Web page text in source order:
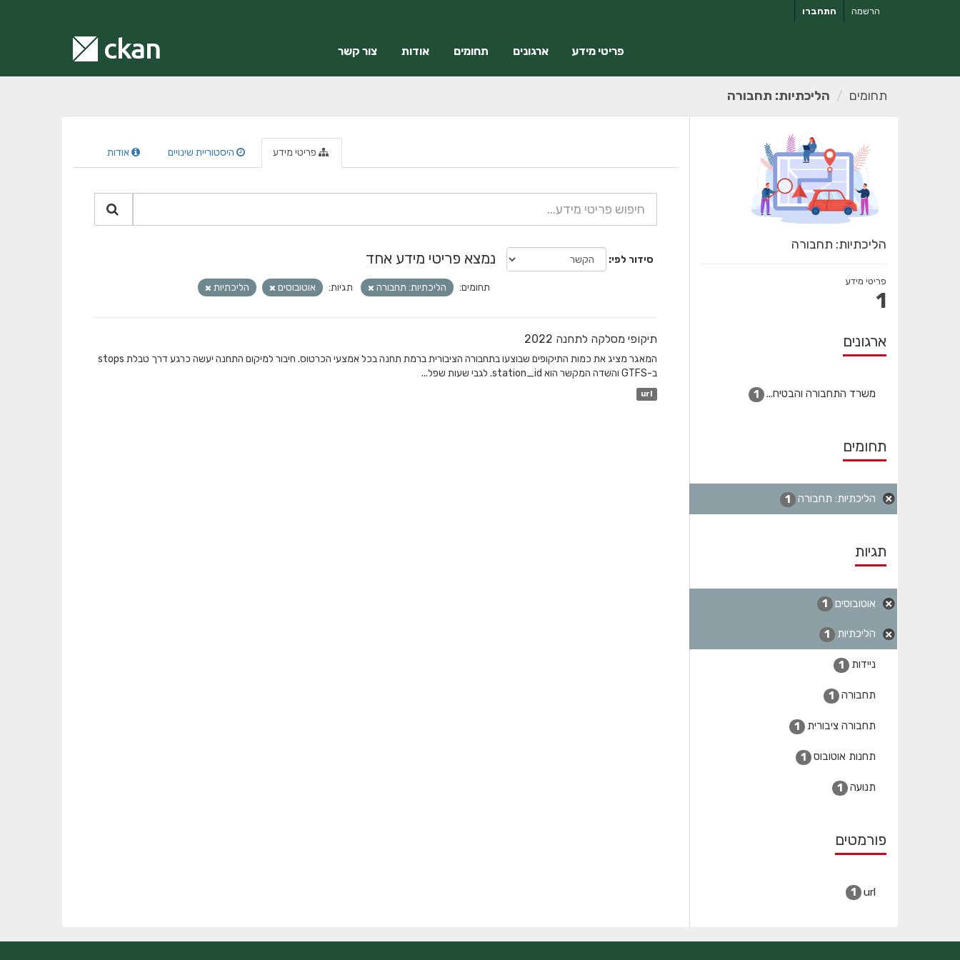
התחברו הרשמה
פריטי מידע ארגונים תחומים אודות צור קשר
תחומים הליכתיות: תחבורה
הליכתיות: תחבורה
פריטי מידע
1
ארגונים
משרד התחבורה והבטיח... 1
תחומים
הליכתיות: תחבורה 1
תגיות
אוטובוסים 1
הליכתיות 1
ניידות 1
תחבורה 1
תחבורה ציבורית 1
תחנות אוטובוס 1
תנועה 1
פורמטים
url
1
פריטי מידע היסטוריית שינויים אודות
סידור לפי נמצא פריטי מידע אחד
תחומים: הליכתיות: תחבורה תגיות: אוטובוסים הליכתיות
תיקופי מסלקה לתחנה 2022
המאגר מציג את כמות התיקופים שבוצעו בתחבורה הציבורית ברמת תחנה בכל אמצעי הכרטוס. חיבור למיקום התחנה יעשה כרגע דרך טבלת stops
ב-GTFS והשדה המקשר הוא station_id. לגבי שעות שפל...
url